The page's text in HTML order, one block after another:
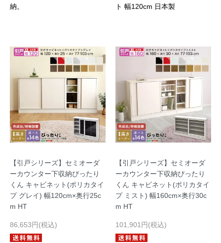
納。
ト 幅120cm 日本製
【引戸シリーズ】セミオーダ
ーカウンター下収納ぴったり
くん キャビネット(ポリカタイ
プ グレイ) 幅120cm×奥行25c
m HT
86,653円(税込)
【引戸シリーズ】セミオーダ
ーカウンター下収納ぴったり
くん キャビネット(ポリカタイ
プ ミスト) 幅160cm×奥行30c
m HT
101,901円(税込)